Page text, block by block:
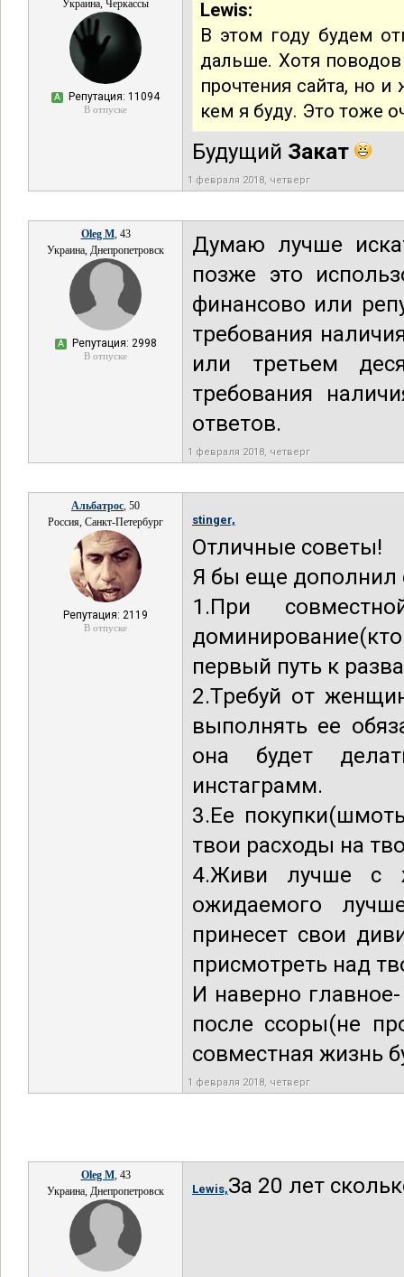
Украина, Черкассы
А Репутация: 11094
В отпуске
Lewis:
В этом году будем
дальше. Хотя
прочтения сайта, но
кем я буду. Это тоже
Будущий Закат
1 февраля 2018, четверг
Oleg M, 43
Украина, Днепропетровск
А Репутация: 2998
В отпуске
Думаю лучше
позже это
финансово или
требования
или третьем
требования
ответов.
1 февраля 2018, четверг
Альбатрос, 50
Россия, Санкт-Петербург
Репутация: 2119
В отпуске
stinger,
Отличные советы!
Я бы еще
1.При
первый путь к
2.Требуй от
выполнять ее
она будет
инстаграмм.
3.Ее
твои расходы на
4.Живи лучше с
ожидаемого
принесет свои
присмотреть над
И наверно
после ссоры(не
совместная жизнь
1 февраля 2018, четверг
Oleg M, 43
Украина, Днепропетровск
Lewis,За 20 лет